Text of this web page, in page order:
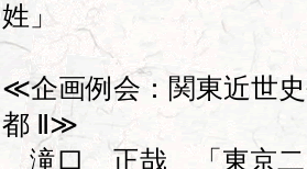
姓」
≪企画例会：関東近世
都 Ⅱ≫
滝口 正哉 「東京二